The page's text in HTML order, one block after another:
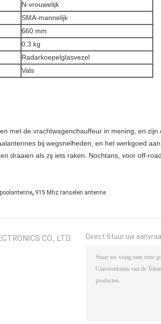
N-vrouwelijk
SMA-mannelijk
660 mm
0,3 kg
Radarkoepelglasvezel
Vals
met de vrachtwagenchauffeur in mening, en
bij wegsnelheden, en het werkgoed
draaien als zij iets raken. Nochtans, voor off-
, 915 Mhz ranselen antenne
CO., LTD. Direct Stuur uw